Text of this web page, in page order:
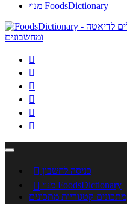
מנוי FoodsDictionary






 כניסה לחשבון

מנוי FoodsDictionary
מתכונים קטגוריות מתכונים